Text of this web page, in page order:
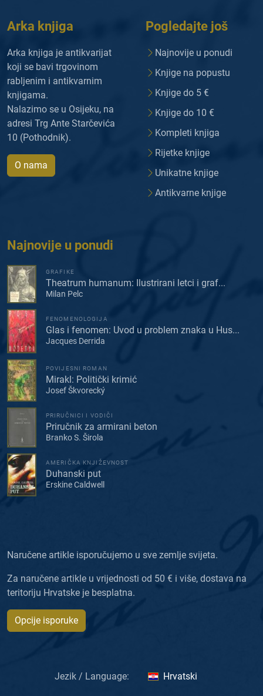
Arka knjiga
Arka knjiga je antikvarijat
koji se bavi trgovinom
rabljenim i antikvarnim
knjigama.
Nalazimo se u Osijeku, na
adresi Trg Ante Starčevića
10 (Pothodnik).
O nama
Pogledajte još
Najnovije u ponudi
Knjige na popustu
Knjige do 5 €
Knjige do 10 €
Kompleti knjiga
Rijetke knjige
Unikatne knjige
Antikvarne knjige
Najnovije u ponudi
GRAFIKE
Theatrum humanum: Ilustrirani letci i graf...
Milan Pelc
FENOMENOLOGIJA
Glas i fenomen: Uvod u problem znaka u Hus...
Jacques Derrida
POVIJESNI ROMAN
Mirakl: Politički krimić
Josef Škvorecký
PRIRUČNICI I VODIČI
Priručnik za armirani beton
Branko S. Širola
AMERIČKA KNJIŽEVNOST
Duhanski put
Erskine Caldwell
Naručene artikle isporučujemo u sve zemlje svijeta.
Za naručene artikle u vrijednosti od 50 € i više, dostava na
teritoriju Hrvatske je besplatna.
Opcije isporuke
Jezik / Language: Hrvatski